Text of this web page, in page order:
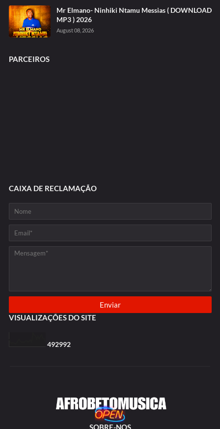
Mr Elmano- Ninhiki Ntamu Messias ( DOWNLOAD
MP3 ) 2026
August 08, 2026
PARCEIROS
CAIXA DE RECLAMAÇÃO
VISUALIZAÇÕES DO SITE
492992
SOBRE-NOS